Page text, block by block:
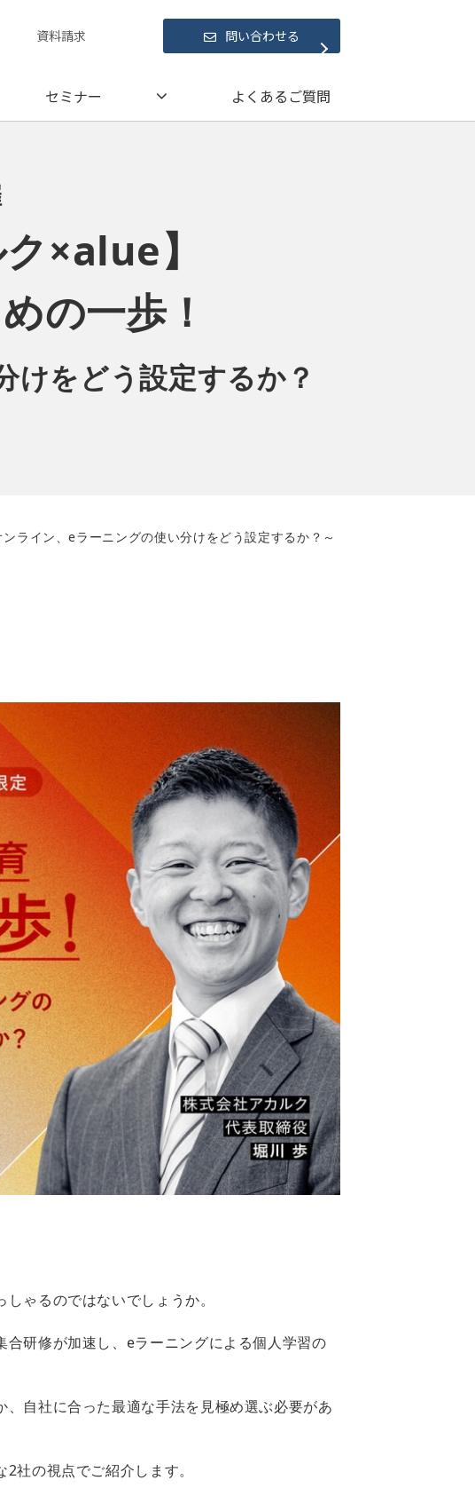
資料請求 問い合わせる
セミナー よくあるご質問
×alue】
の一歩！
けをどう設定するか？
ライン、eラーニングの使い分けをどう設定するか？～
ゃるのではないでしょうか。
研修が加速し、eラーニングによる個人学習の
自社に合った最適な手法を見極め選ぶ必要があ
社の視点でご紹介します。